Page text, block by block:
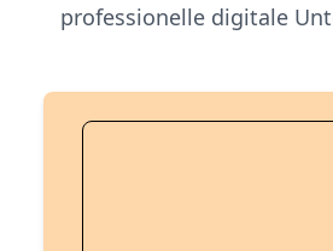
professionelle digitale